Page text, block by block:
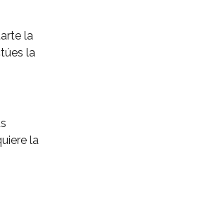
la
la
la